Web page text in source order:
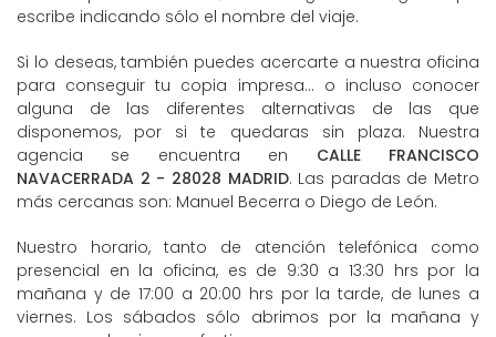
escribe indicando sólo el nombre del viaje.
Si lo deseas, también puedes acercarte a nuestra oficina
para conseguir tu copia impresa... o incluso conocer
alguna de las diferentes alternativas de las que
disponemos, por si te quedaras sin plaza. Nuestra
agencia se encuentra en CALLE FRANCISCO
NAVACERRADA 2 - 28028 MADRID. Las paradas de Metro
más cercanas son: Manuel Becerra o Diego de León.
Nuestro horario, tanto de atención telefónica como
presencial en la oficina, es de 9:30 a 13:30 hrs por la
mañana y de 17:00 a 20:00 hrs por la tarde, de lunes a
viernes. Los sábados sólo abrimos por la mañana y